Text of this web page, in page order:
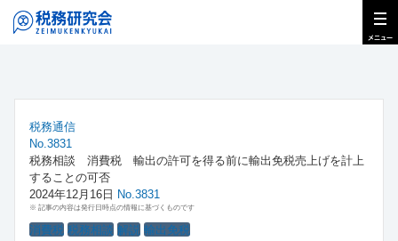
税務通信
No.3831
税務相談 消費税 輸出の許可を得る前に輸出免税売上げを計上
することの可否
2024年12月16日 No.3831
※ 記事の内容は発行日時点の情報に基づくものです
消費税 税務相談 解説 輸出免税